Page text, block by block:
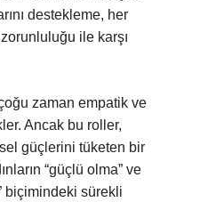
destekleme, her
ile karşı
zaman empatik ve
Ancak bu roller,
güçlerini tüketen bir
“güçlü olma” ve
biçimindeki sürekli